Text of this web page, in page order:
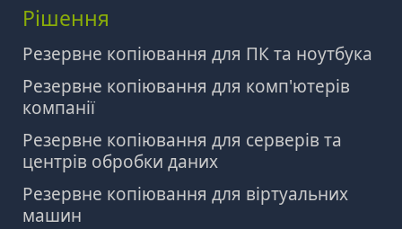
Рішення
Резервне копіювання для ПК та ноутбука
Резервне копіювання для комп'ютерів
компанії
Резервне копіювання для серверів та
центрів обробки даних
Резервне копіювання для віртуальних
машин